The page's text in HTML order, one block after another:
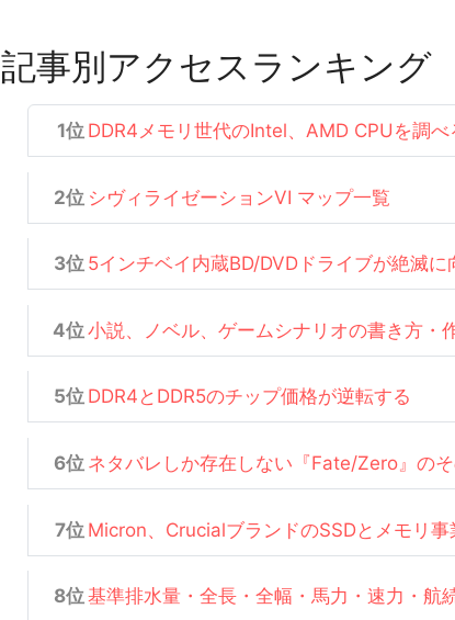
記事別アクセスランキング
DDR4メモリ世代のIntel、AMD CPUを調べ
シヴィライゼーションVI マップ一覧
5インチベイ内蔵BD/DVDドライブが絶滅に
小説、ノベル、ゲームシナリオの書き方・
DDR4とDDR5のチップ価格が逆転する
ネタバレしか存在しない『Fate/Zero』の
Micron、CrucialブランドのSSDとメモリ事
基準排水量・全長・全幅・馬力・速力・航